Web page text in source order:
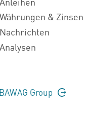
Währungen & Zinsen
Nachrichten
Analysen
BAWAG Group